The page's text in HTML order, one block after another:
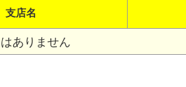
支店名
ありません